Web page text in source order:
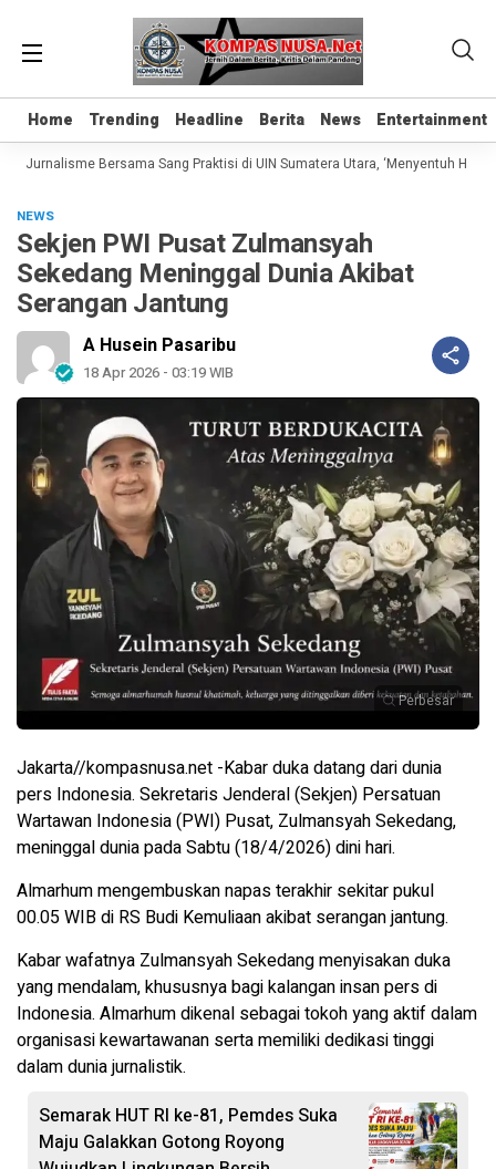
Home Trending Headline Berita News Entertainment
Home Trending Headline Berita News Entertainment
Jurnalisme Bersama Sang Praktisi di UIN Sumatera Utara, ‘Menyentuh Hati
NEWS
Sekjen PWI Pusat Zulmansyah
Sekedang Meninggal Dunia Akibat
Serangan Jantung
A Husein Pasaribu
18 Apr 2026 - 03:19 WIB
Perbesar
Jakarta//kompasnusa.net -Kabar duka datang dari dunia
pers Indonesia. Sekretaris Jenderal (Sekjen) Persatuan
Wartawan Indonesia (PWI) Pusat, Zulmansyah Sekedang,
meninggal dunia pada Sabtu (18/4/2026) dini hari.
Almarhum mengembuskan napas terakhir sekitar pukul
00.05 WIB di RS Budi Kemuliaan akibat serangan jantung.
Kabar wafatnya Zulmansyah Sekedang menyisakan duka
yang mendalam, khususnya bagi kalangan insan pers di
Indonesia. Almarhum dikenal sebagai tokoh yang aktif dalam
organisasi kewartawanan serta memiliki dedikasi tinggi
dalam dunia jurnalistik.
Semarak HUT RI ke-81, Pemdes Suka
Maju Galakkan Gotong Royong